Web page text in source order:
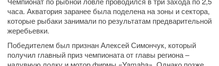
часа. Акватория заранее была поделена на зоны и сектора,
которые рыбаки занимали по результатам предварительной
жеребьевки.
Победителем был признан Алексей Симончук, который
получил главный приз чемпионата от главы региона –